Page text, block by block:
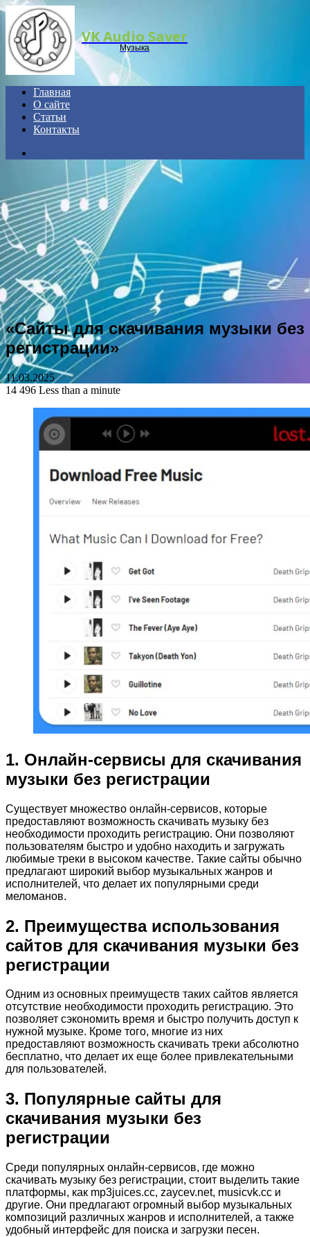
VK Audio Saver
Музыка
Главная
О сайте
Статьи
Контакты
«Сайты для скачивания музыки без
регистрации»
11.03.2025
14 496 Less than a minute
1. Онлайн-сервисы для скачивания
музыки без регистрации
Существует множество онлайн-сервисов, которые
предоставляют возможность скачивать музыку без
необходимости проходить регистрацию. Они позволяют
пользователям быстро и удобно находить и загружать
любимые треки в высоком качестве. Такие сайты обычно
предлагают широкий выбор музыкальных жанров и
исполнителей, что делает их популярными среди
меломанов.
2. Преимущества использования
сайтов для скачивания музыки без
регистрации
Одним из основных преимуществ таких сайтов является
отсутствие необходимости проходить регистрацию. Это
позволяет сэкономить время и быстро получить доступ к
нужной музыке. Кроме того, многие из них
предоставляют возможность скачивать треки абсолютно
бесплатно, что делает их еще более привлекательными
для пользователей.
3. Популярные сайты для
скачивания музыки без
регистрации
Среди популярных онлайн-сервисов, где можно
скачивать музыку без регистрации, стоит выделить такие
платформы, как mp3juices.cc, zaycev.net, musicvk.cc и
другие. Они предлагают огромный выбор музыкальных
композиций различных жанров и исполнителей, а также
удобный интерфейс для поиска и загрузки песен.